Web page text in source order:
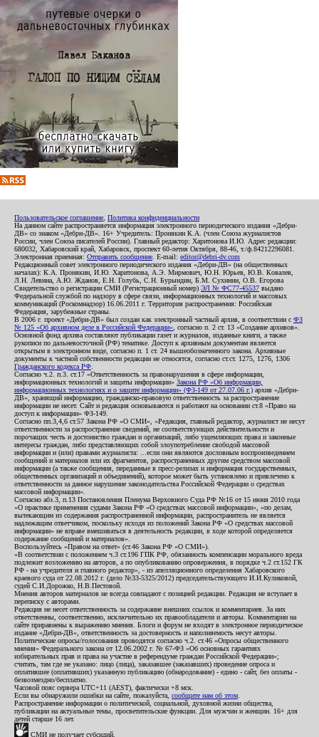
Пользовательское соглашение Политика конфиденциальности
На данном сайте распространяется информация электронного периодического издания «Дебри-
ДВ» со знаком «Дебри-ДВ». 16+ Учредитель: Пронякин К.А. (член Союза журналистов
России, член Союза писателей России). Главный редактор: Харитонова И.Ю. Адрес редакции:
680032, Хабаровский край, Хабаровск, проспект 60-летия Октября, 88-46, т./ф.84212296081.
Электронная приемная: Отправить сообщение . E-mail: editor@debri-dv.com
Редакционный совет электронного периодического издания «Дебри-ДВ» (на общественных
началах): К.А. Пронякин, И.Ю. Харитонова, А.Э. Мирмович, Ю.Н. Юрьев, Ю.В. Ковалев,
Л.Н. Левина, А.Ю. Жданов, Е.Н. Голубь, С.Н. Бурындин, Б.М. Сухинин, О.В. Егорова
Свидетельство о регистрации СМИ (Регистрационный номер) ЭЛ № ФС77-45537 выдано
Федеральной службой по надзору в сфере связи, информационных технологий и массовых
коммуникаций (Роскомнадзор) 16.06.2011 г. Территория распространения: Российская
Федерация, зарубежные страны.
В 2006 г. проект «Дебри-ДВ» был создан как электронный частный архив, в соответствии с ФЗ
№ 125 «Об архивном деле в Российской Федерации» , согласно п. 2 ст. 13 «Создание архивов».
Основной фонд архива составляют публикации газет и журналов, изданные книги, а также
рукописи по дальневосточной (РФ) тематике. Доступ к архивным документам является
открытым в электронном виде, согласно п. 1 ст. 24 вышеобозначенного закона. Архивные
документы к частной собственности редакции не относятся, согласно ст.ст. 1275, 1276, 1306
Гражданского кодекса РФ
Согласно ч.2. п.3. ст.17 «Ответственность за правонарушения в сфере информации,
информационных технологий и защиты информации» Закона РФ «Об информации,
информационных технологиях и о защите информации» (ФЗ-149 от 27.07.06 г.) архив «Дебри-
ДВ», хранящий информацию, гражданско-правовую ответственность за распространение
информации не несет. Сайт и редакция основываются и работают на основании ст.8 «Право на
доступ к информации» ФЗ-149.
Согласно пп.3,4,6 ст.57 Закона РФ «О СМИ», «Редакция, главный редактор, журналист не несут
ответственности за распространение сведений, не соответствующих действительности и
порочащих честь и достоинство граждан и организаций, либо ущемляющих права и законные
интересы граждан, либо представляющих собой злоупотребление свободой массовой
информации и (или) правами журналиста: ...если они являются дословным воспроизведением
сообщений и материалов или их фрагментов, распространенных другим средством массовой
информации (а также сообщения, переданные в пресс-релизах и информация государственных,
общественных организаций и объединений), которое может быть установлено и привлечено к
ответственности за данное нарушение законодательства Российской Федерации о средствах
массовой информации».
Согласно абз.3, п.13 Постановления Пленума Верховного Суда РФ №16 от 15 июня 2010 года
«О практике применения судами Закона РФ «О средствах массовой информации», «по делам,
вытекающим из содержания распространенной информации, распространитель не является
надлежащим ответчиком, поскольку исходя из положений Закона РФ «О средствах массовой
информации» не вправе вмешиваться в деятельность редакции, в ходе которой определяется
содержание сообщений и материалов».
Воспользуйтесь «Правом на ответ» (ст.46 Закона РФ «О СМИ»).
«В соответствии с положением ч.3 ст.196 ГПК РФ, обязанность компенсации морального вреда
подлежит возложению на авторов, а по опубликованию опровержения, в порядке ч.2 ст.152 ГК
РФ - на учредителя и главного редактор», - из апелляционного определения Хабаровского
краевого суда от 22.08.2012 г. (дело №33-5325/2012) председательствующего И.И.Куликовой,
судей С.И.Дорожко, Н.В.Пестовой.
Мнения авторов материалов не всегда совпадают с позицией редакции. Редакция не вступает в
переписку с авторами.
Редакция не несет ответственность за содержание внешних ссылок и комментариев. За них
ответственны, соответственно, исключительно их правообладатели и авторы. Комментарии на
сайте приравнены к выражению мнения. Блоги и форум не входят в электронное периодическое
издание «Дебри-ДВ», ответственность за достоверность и наполняемость несут авторы.
Политические опросы/голосования проводятся согласно ч.2. ст.46 «Опросы общественного
мнения» Федерального закона от 12.06.2002 г. № 67-ФЗ «Об основных гарантиях
избирательных прав и права на участие в референдуме граждан Российской Федерации»;
считать, там где не указано: лицо (лица), заказавшее (заказавших) проведение опроса и
оплатившее (оплативших) указанную публикацию (обнародование) - едино - сайт, без оплаты -
безвозмездно/бесплатно.
Часовой пояс сервера UTC+11 (AEST), фактически +8 мск.
Если вы обнаружили ошибки на сайте, пожалуйста, сообщите нам об этом
Распространение информации о политической, социальной, духовной жизни общества,
публикации на актуальные темы, просветительские функции. Для мужчин и женщин. 16+ для
детей старше 16 лет.
СМИ не получает субсидий.